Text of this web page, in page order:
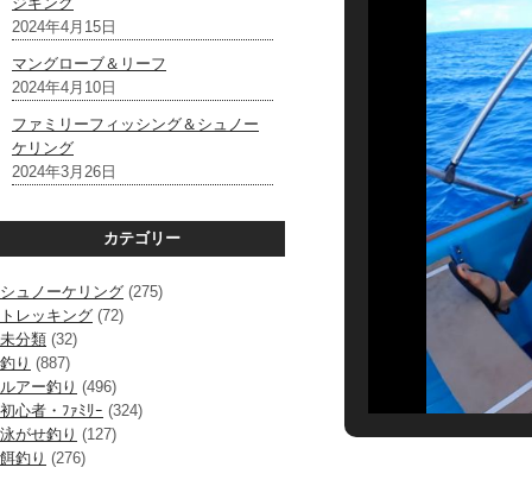
2024年4月15日
マングローブ＆リーフ
2024年4月10日
ファミリーフィッシング＆シュノー
ケリング
2024年3月26日
カテゴリー
シュノーケリング (275)
トレッキング (72)
未分類 (32)
釣り (887)
ルアー釣り (496)
初心者・ﾌｧﾐﾘｰ (324)
泳がせ釣り (127)
餌釣り (276)